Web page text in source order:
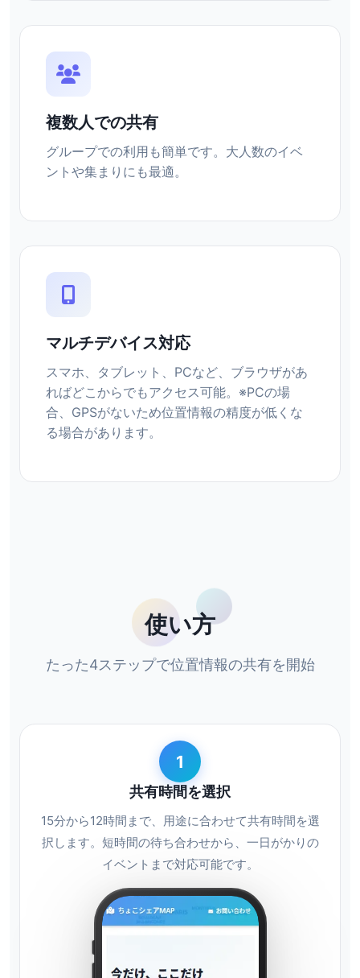
複数人での共有
グループでの利用も簡単です。大人数のイベ
ントや集まりにも最適。
マルチデバイス対応
スマホ、タブレット、PCなど、ブラウザがあ
ればどこからでもアクセス可能。※PCの場
合、GPSがないため位置情報の精度が低くな
る場合があります。
使い方
たった4ステップで位置情報の共有を開始
1
共有時間を選択
15分から12時間まで、用途に合わせて共有時間を選
択します。短時間の待ち合わせから、一日がかりの
イベントまで対応可能です。